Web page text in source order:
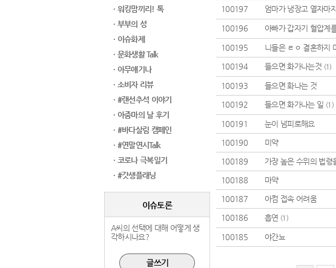
· 워킹맘끼리! 톡
· 부부의 성
· 이슈화제
· 문화생활 Talk
· 아무얘기나
· 소비자 리뷰
· #랜선추석 이야기
· 아줌마의 날 후기
· #바다살림 캠페인
· #연말연시Talk
· 코로나 극복일기
· #갓생플래닝
이슈토론
A씨의 선택에 대해 어떻게 생
각하시나요?
100197 엄마가 냉장고 열자마
100196
100195 니들은 ㄹㅇ 결혼하지
100194 들으면 화가나는것 (1)
100193 들으면 화나는 것
100192 들으면 화가나는 일 (1)
100191 눈이 넘피로해요
100190 미약
100189 가장 높은 수위의 법
100188 마약
100187 아컴 접속 어려움
100186 흡연 (1)
100185 야간뇨